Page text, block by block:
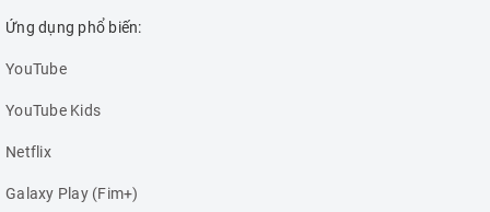
Ứng dụng phổ biến:
YouTube
YouTube Kids
Netflix
Galaxy Play (Fim+)